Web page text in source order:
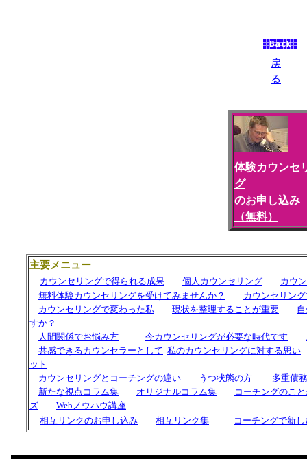
戻
る
体験カウンセ
グ
のお申し込み
（無料）
主要メニュー
カウンセリングで得られる成果 個人カウンセリング
カウ
無料体験カウンセリングを受けてみませんか？
カウンセリン
カウンセリングで変わった私
現状を整理することが重要
すか？
人間関係でお悩み方
今カウンセリングが必要な時代です
共感できるカウンセラーとして 私のカウンセリングに対する思い
ット
カウンセリングと コーチングの違い うつ状態の方
多重債
新たな視点コラム集
オリジナルコラム集
コーチングのこ
ズ
Webノウハウ講座
相互リンクのお申し込み
相互リンク集 コーチングで新